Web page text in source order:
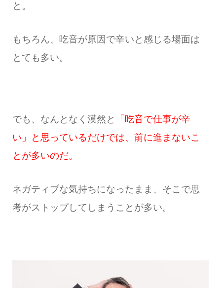
と。
もちろん、吃音が原因で辛いと感じる場面は
とても多い。
でも、なんとなく漠然と
「吃音で仕事が辛
い」と思っているだけでは、前に進まないこ
とが多いのだ。
ネガティブな気持ちになったまま、そこで思
考がストップしてしまうことが多い。